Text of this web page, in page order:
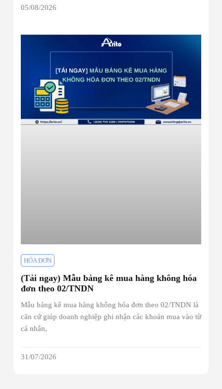
05/08/2026
HÓA ĐƠN
(Tải ngay) Mẫu bảng kê mua hàng không hóa
đơn theo 02/TNDN
Mẫu bảng kê mua hàng không hóa đơn theo 02/TNDN là
căn cứ giúp doanh nghiệp ghi nhận các khoản mua vào từ
cá nhân,
31/07/2026